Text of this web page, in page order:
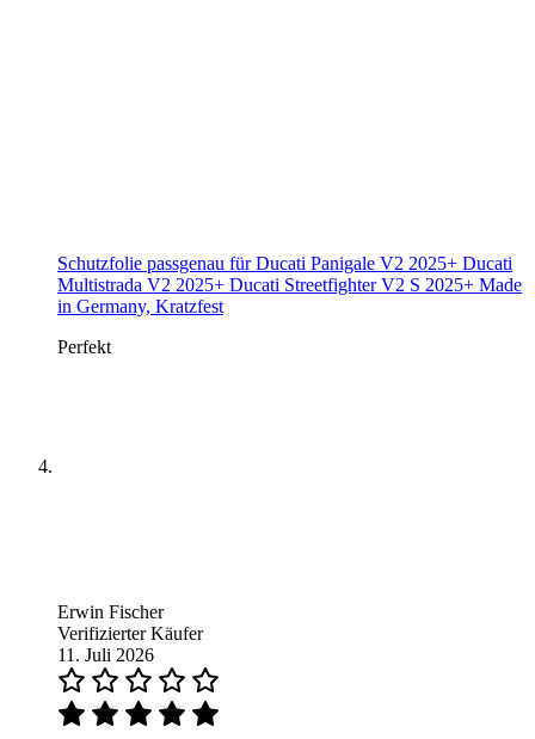
Schutzfolie passgenau für Ducati Panigale V2 2025+ Ducati
Multistrada V2 2025+ Ducati Streetfighter V2 S 2025+ Made
in Germany, Kratzfest
Perfekt
Erwin Fischer
Verifizierter Käufer
11. Juli 2026